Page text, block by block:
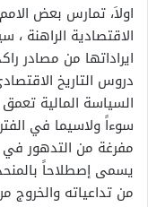
اولاَ، تمارس بعض
الاقتصادية الراهنة
ايراداتها من مصادر
دروس التاريخ
السياسة المالية
سوءاً ولاسيما في
مفرغة من التدهور في
يسمى إصطلاحاً
من تداعياته والخروج